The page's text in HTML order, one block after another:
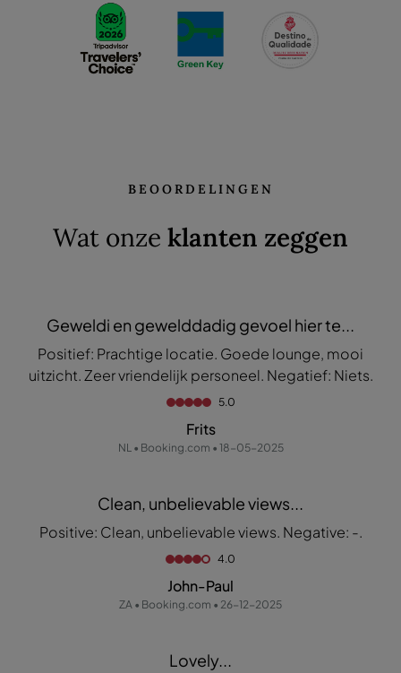
BEOORDELINGEN
Wat onze klanten zeggen
Geweldi en gewelddadig gevoel hier te...
Positief: Prachtige locatie. Goede lounge, mooi
uitzicht. Zeer vriendelijk personeel. Negatief: Niets.
5.0
Frits
NL • Booking.com • 18-05-2025
Clean, unbelievable views...
Positive: Clean, unbelievable views. Negative: -.
4.0
John-Paul
ZA • Booking.com • 26-12-2025
Lovely...